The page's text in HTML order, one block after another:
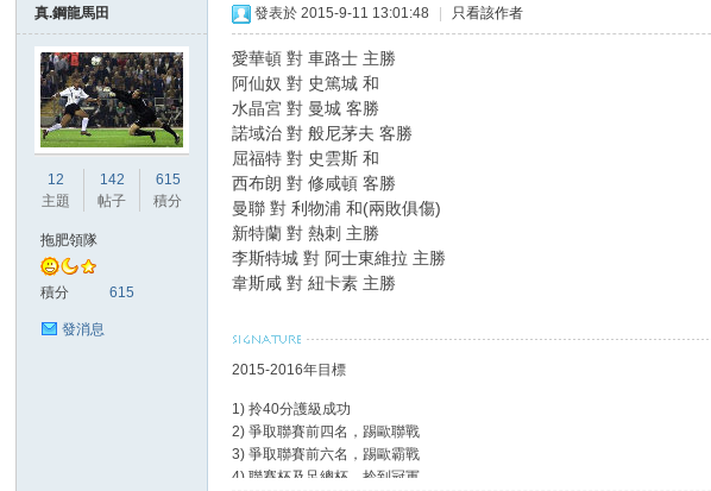
真.鋼龍馬田
12
主題
142
帖子
615
積分
拖肥領隊
積分 615
發消息
發表於 2015-9-11 13:01:48 只看該作者
愛華頓 對 車路士 主勝
阿仙奴 對 史篤城 和
水晶宮 對 曼城 客勝
諾域治 對 般尼茅夫 客勝
屈福特 對 史雲斯 和
西布朗 對 修咸頓 客勝
曼聯 對 利物浦 和(兩敗俱傷)
新特蘭 對 熱刺 主勝
李斯特城 對 阿士東維拉 主勝
韋斯咸 對 紐卡素 主勝
2015-2016年目標
1) 拎40分護級成功
2) 爭取聯賽前四名，踢歐聯戰
3) 爭取聯賽前六名，踢歐霸戰
4) 聯賽杯及足總杯，拎到冠軍